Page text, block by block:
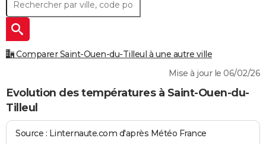
Retraite
Impôts
Epargne
Immobilier
Risques naturels par ville
Banque
Assurance
Crédit
AUTO
Essais
Réserver un essai
Citadines
Berlines
SUV
Forum auto
+
HIGH-TECH
Forum
Aménagement intérieur
Extérieur
Cuisine
Salle de bains
Jardinage
Rangement
+WEEK-END
Guides de France
Escapades
Patrimoine
Expositions
Musées
Week-end nature
+
Art de vivre
Bien-être
Loisirs
Mode
Modes de vie
Comparer Saint-Ouen-du-Tilleul à une autre ville
Mise à jour le 06/02/26
Evolution des températures à Saint-Ouen-du-
Tilleul
Source : Linternaute.com d'après Météo France